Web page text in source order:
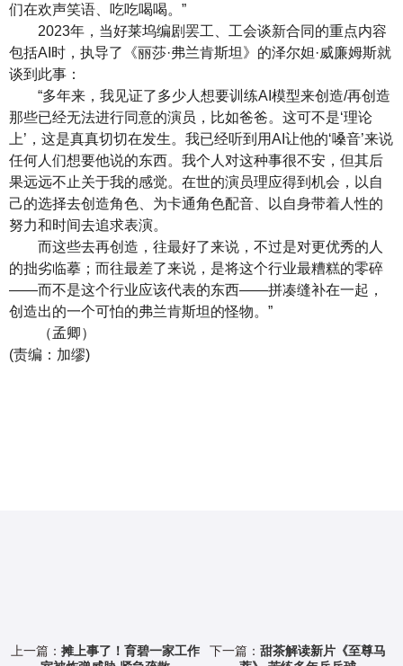
们在欢声笑语、吃吃喝喝。”
2023年，当好莱坞编剧罢工、工会谈新合同的重点内容
包括AI时，执导了《丽莎·弗兰肯斯坦》的泽尔妲·威廉姆斯就
谈到此事：
“多年来，我见证了多少人想要训练AI模型来创造/再创造
那些已经无法进行同意的演员，比如爸爸。这可不是‘理论
上’，这是真真切切在发生。我已经听到用AI让他的‘嗓音’来说
任何人们想要他说的东西。我个人对这种事很不安，但其后
果远远不止关于我的感觉。在世的演员理应得到机会，以自
己的选择去创造角色、为卡通角色配音、以自身带着人性的
努力和时间去追求表演。
而这些去再创造，往最好了来说，不过是对更优秀的人
的拙劣临摹；而往最差了来说，是将这个行业最糟糕的零碎
——而不是这个行业应该代表的东西——拼凑缝补在一起，
创造出的一个可怕的弗兰肯斯坦的怪物。”
（孟卿）
(责编：加缪)
上一篇： 摊上事了！育碧一家工作
下一篇： 甜茶解读新片《至尊马